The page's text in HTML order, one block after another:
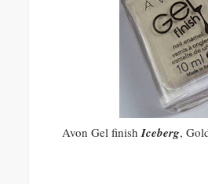
Avon Gel finishIceberg,